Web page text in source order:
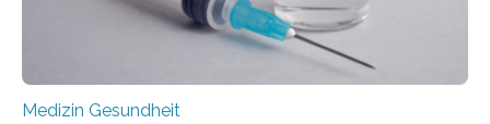
Stiftung unterstützte das Projekt…
Medizin Gesundheit